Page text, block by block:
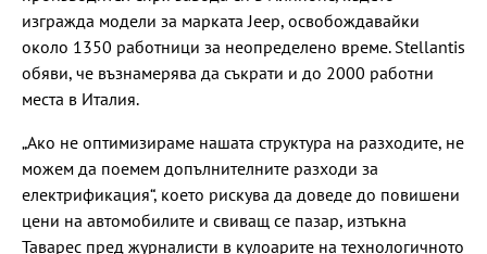
изгражда модели за марката Jeep, освобождавайки
около 1350 работници за неопределено време. Stellantis
обяви, че възнамерява да съкрати и до 2000 работни
места в Италия.
„Ако не оптимизираме нашата структура на разходите, не
можем да поемем допълнителните разходи за
електрификация“, което рискува да доведе до повишени
цени на автомобилите и свиващ се пазар, изтъкна
Таварес пред журналисти в кулоарите на технологичното